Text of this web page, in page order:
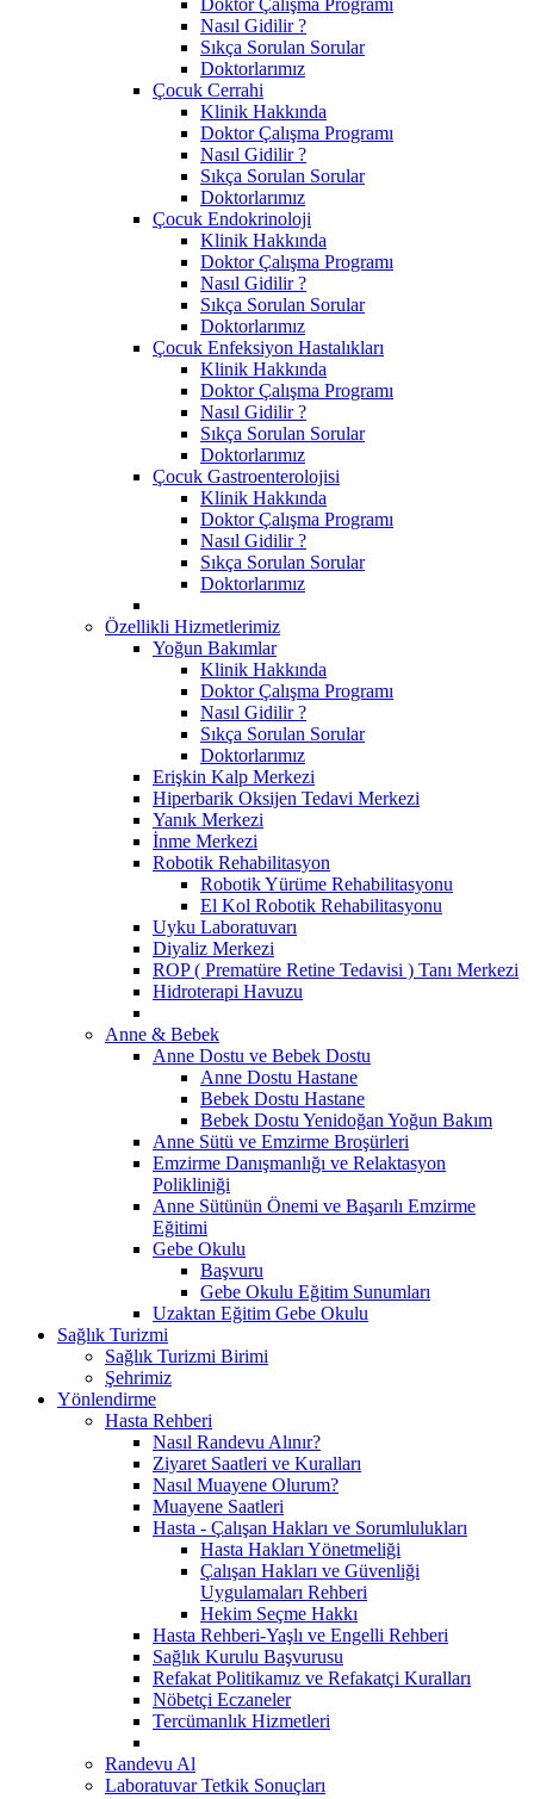
Nasıl Gidilir ?
Sıkça Sorulan Sorular
Doktorlarımız
Çocuk Cerrahi
Klinik Hakkında
Doktor Çalışma Programı
Nasıl Gidilir ?
Sıkça Sorulan Sorular
Doktorlarımız
Çocuk Endokrinoloji
Klinik Hakkında
Doktor Çalışma Programı
Nasıl Gidilir ?
Sıkça Sorulan Sorular
Doktorlarımız
Çocuk Enfeksiyon Hastalıkları
Klinik Hakkında
Doktor Çalışma Programı
Nasıl Gidilir ?
Sıkça Sorulan Sorular
Doktorlarımız
Çocuk Gastroenterolojisi
Klinik Hakkında
Doktor Çalışma Programı
Nasıl Gidilir ?
Sıkça Sorulan Sorular
Doktorlarımız
Özellikli Hizmetlerimiz
Yoğun Bakımlar
Klinik Hakkında
Doktor Çalışma Programı
Nasıl Gidilir ?
Sıkça Sorulan Sorular
Doktorlarımız
Erişkin Kalp Merkezi
Hiperbarik Oksijen Tedavi Merkezi
Yanık Merkezi
İnme Merkezi
Robotik Rehabilitasyon
Robotik Yürüme Rehabilitasyonu
El Kol Robotik Rehabilitasyonu
Uyku Laboratuvarı
Diyaliz Merkezi
ROP ( Prematüre Retine Tedavisi ) Tanı Merkezi
Hidroterapi Havuzu
Anne & Bebek
Anne Dostu ve Bebek Dostu
Anne Dostu Hastane
Bebek Dostu Hastane
Bebek Dostu Yenidoğan Yoğun Bakım
Anne Sütü ve Emzirme Broşürleri
Emzirme Danışmanlığı ve Relaktasyon
Polikliniği
Anne Sütünün Önemi ve Başarılı Emzirme
Eğitimi
Gebe Okulu
Başvuru
Gebe Okulu Eğitim Sunumları
Uzaktan Eğitim Gebe Okulu
Sağlık Turizmi
Sağlık Turizmi Birimi
Şehrimiz
Yönlendirme
Hasta Rehberi
Nasıl Randevu Alınır?
Ziyaret Saatleri ve Kuralları
Nasıl Muayene Olurum?
Muayene Saatleri
Hasta - Çalışan Hakları ve Sorumlulukları
Hasta Hakları Yönetmeliği
Çalışan Hakları ve Güvenliği
Uygulamaları Rehberi
Hekim Seçme Hakkı
Hasta Rehberi-Yaşlı ve Engelli Rehberi
Sağlık Kurulu Başvurusu
Refakat Politikamız ve Refakatçi Kuralları
Nöbetçi Eczaneler
Tercümanlık Hizmetleri
Randevu Al
Laboratuvar Tetkik Sonuçları